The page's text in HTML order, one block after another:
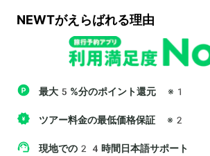
NEWTがえらばれる理由
最大5%分のポイント還元 ※1
ツアー料金の最低価格保証 ※2
現地での24時間日本語サポート